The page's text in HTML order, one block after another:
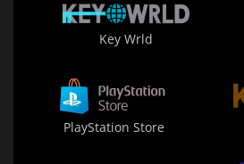
Key Wrld
PlayStation Store